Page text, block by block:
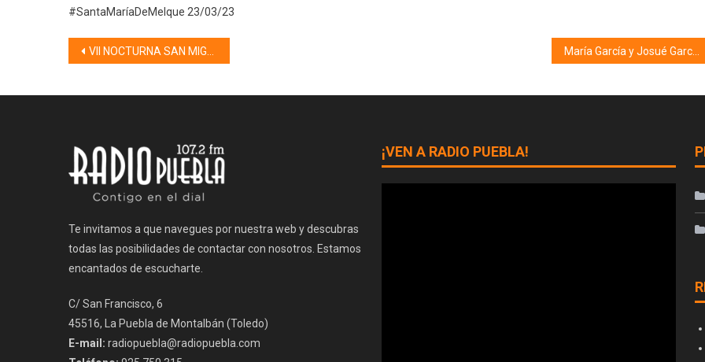
#SantaMaríaDeMelque 23/03/23
Navegación
VII NOCTURNA SAN MIGUEL
Te invitamos a que navegues por nuestra web y descubras
todas las posibilidades de contactar con nosotros. Estamos
encantados de escucharte.
C/ San Francisco, 6
45516, La Puebla de Montalbán (Toledo)
E-mail: radiopuebla@radiopuebla.com
¡VEN A RADIO PUEBLA!